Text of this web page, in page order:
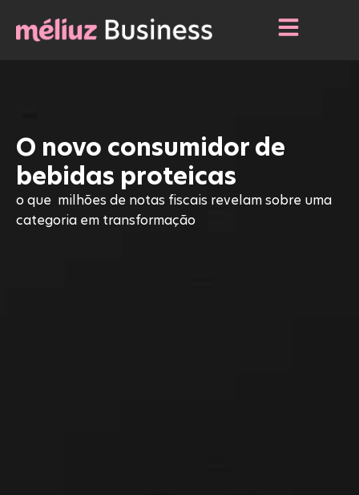
O novo consumidor de
bebidas proteicas
o que milhões de notas fiscais revelam sobre uma
categoria em transformação